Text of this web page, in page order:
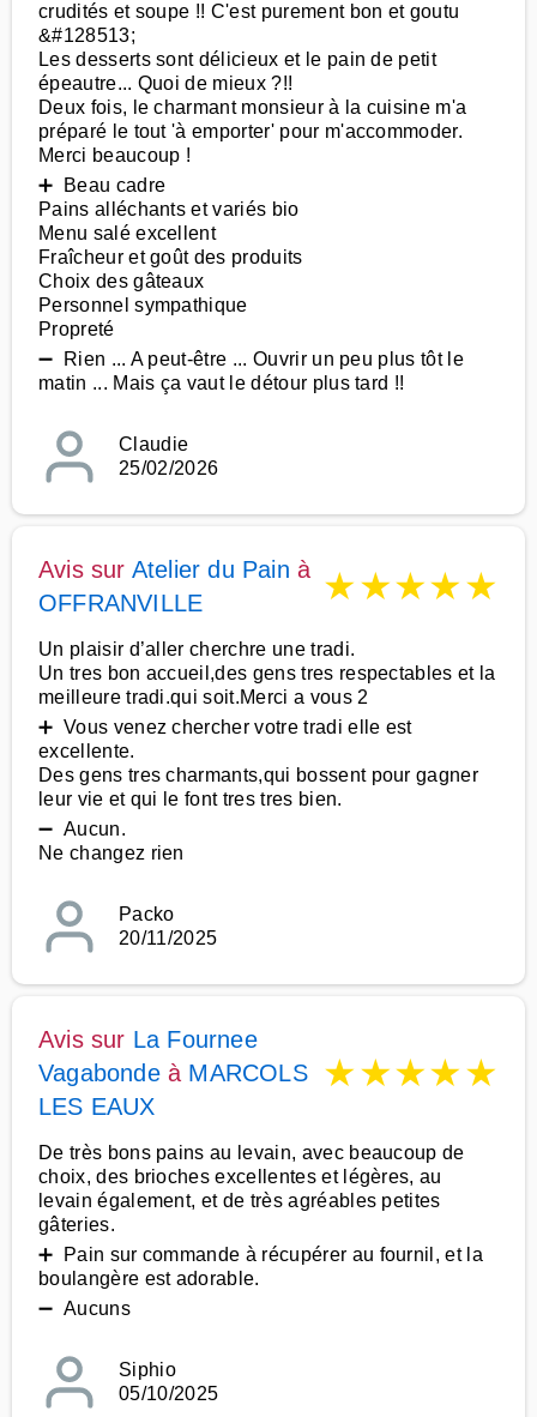
crudités et soupe !! C'est purement bon et goutu
&#128513;
Les desserts sont délicieux et le pain de petit
épeautre... Quoi de mieux ?!!
Deux fois, le charmant monsieur à la cuisine m'a
préparé le tout 'à emporter' pour m'accommoder.
Merci beaucoup !
➕ Beau cadre
Pains alléchants et variés bio
Menu salé excellent
Fraîcheur et goût des produits
Choix des gâteaux
Personnel sympathique
Propreté
➖ Rien ... A peut-être ... Ouvrir un peu plus tôt le
matin ... Mais ça vaut le détour plus tard !!
Claudie
25/02/2026
Avis sur Atelier du Pain à
OFFRANVILLE
★★★★★
Un plaisir d’aller cherchre une tradi.
Un tres bon accueil,des gens tres respectables et la
meilleure tradi.qui soit.Merci a vous 2
➕ Vous venez chercher votre tradi elle est
excellente.
Des gens tres charmants,qui bossent pour gagner
leur vie et qui le font tres tres bien.
➖ Aucun.
Ne changez rien
Packo
20/11/2025
Avis sur La Fournee
Vagabondeà MARCOLS
LES EAUX
★★★★★
De très bons pains au levain, avec beaucoup de
choix, des brioches excellentes et légères, au
levain également, et de très agréables petites
gâteries.
➕ Pain sur commande à récupérer au fournil, et la
boulangère est adorable.
➖ Aucuns
Siphio
05/10/2025